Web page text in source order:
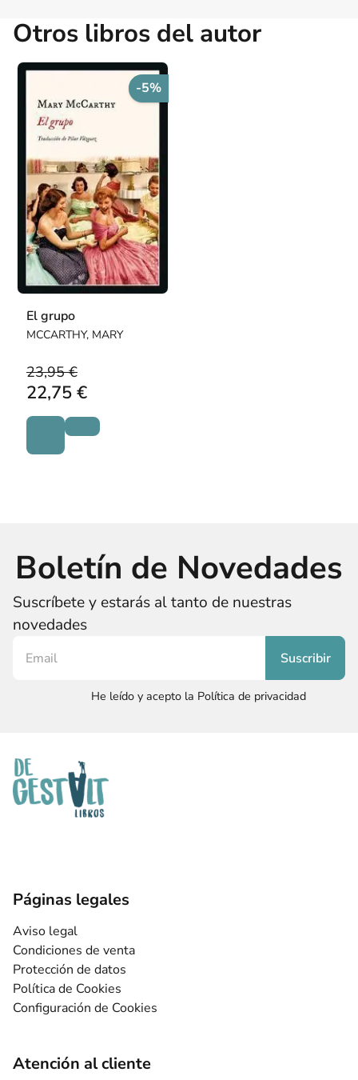
Otros libros del autor
-5%
El grupo
MCCARTHY, MARY
23,95 €
22,75 €
Boletín de Novedades
Suscríbete y estarás al tanto de nuestras
novedades
He leído y acepto la Política de privacidad
Páginas legales
Aviso legal
Condiciones de venta
Protección de datos
Política de Cookies
Configuración de Cookies
Atención al cliente